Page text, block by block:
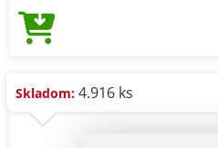
Skladom: 4.916 ks